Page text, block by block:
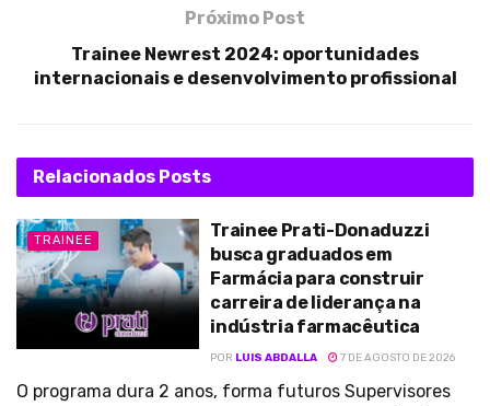
Próximo Post
Trainee Newrest 2024: oportunidades
internacionais e desenvolvimento profissional
Relacionados Posts
TRAINEE
Trainee Prati-Donaduzzi
busca graduados em
Farmácia para construir
carreira de liderança na
indústria farmacêutica
POR LUIS ABDALLA 7 DE AGOSTO DE 2026
O programa dura 2 anos, forma futuros Supervisores